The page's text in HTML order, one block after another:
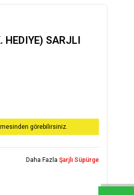
HEDIYE) SARJLI
görebilirsiniz.
Daha Fazla Şarjlı Süpürge